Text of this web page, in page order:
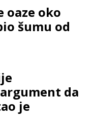
oaze oko
šumu od
da
je